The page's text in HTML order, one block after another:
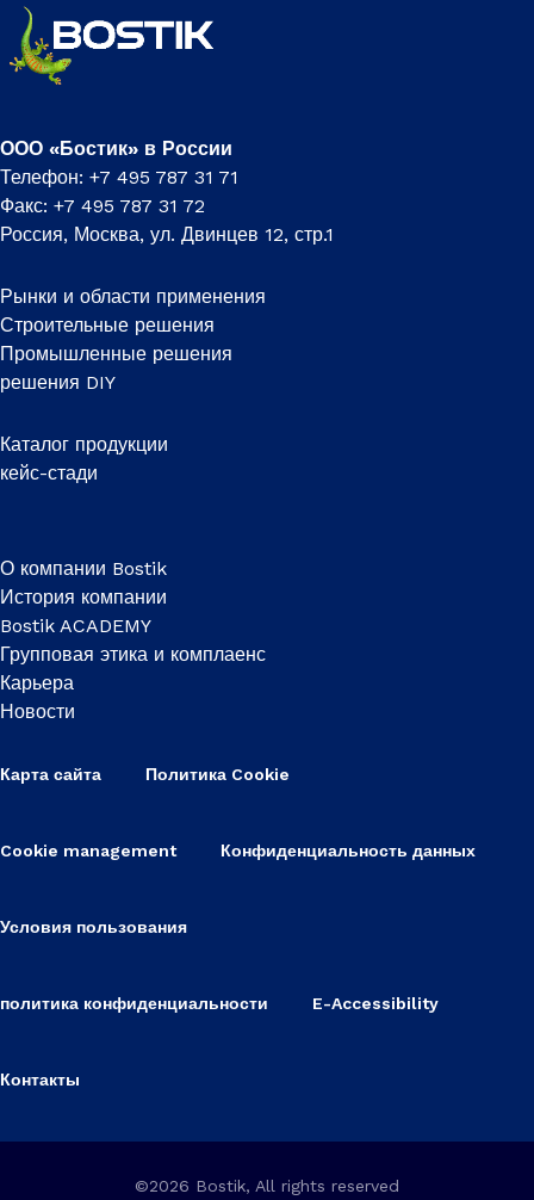
ООО «Бостик» в России
Телефон: +7 495 787 31 71
Факс: +7 495 787 31 72
Россия, Москва, ул. Двинцев 12, стр.1
Рынки и области применения
Строительные решения
Промышленные решения
решения DIY
Каталог продукции
кейс-стади
О компании Bostik
История компании
Bostik ACADEMY
Групповая этика и комплаенс
Карьера
Новости
Карта сайта Политика Cookie
Cookie management Конфиденциальность данных
Условия пользования
политика конфиденциальности E-Accessibility
Контакты
©2026 Bostik, All rights reserved